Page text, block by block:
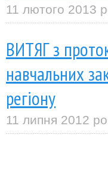
11 лютого 2013
ВИТЯГ з
навчальних
регіону
11 липня 2012